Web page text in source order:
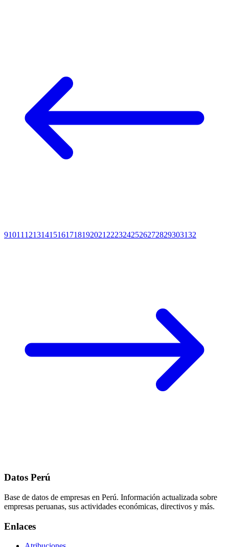
91011 12131415161718192021 2223242526272829303132
Datos Perú
Base de datos de empresas en Perú. Información actualizada sobre
empresas peruanas, sus actividades económicas, directivos y más.
Enlaces